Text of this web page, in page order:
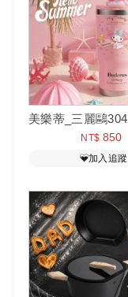
NT$ 850
加入追蹤